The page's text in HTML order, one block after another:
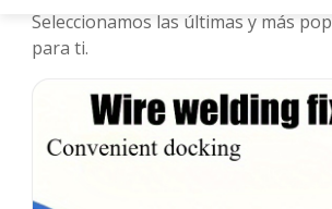
Seleccionamos las últimas y más
para ti.